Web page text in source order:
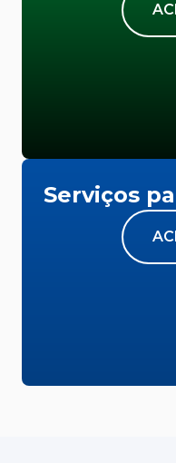
Serviços